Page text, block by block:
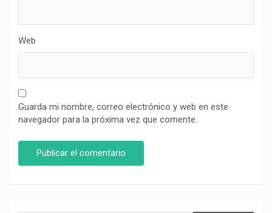
Web
Guarda mi nombre, correo electrónico y web en este
navegador para la próxima vez que comente.